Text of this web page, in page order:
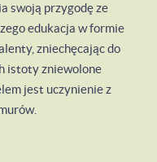
swoją przygodę ze
edukacja w formie
zniechęcając do
istoty zniewolone
jest uczynienie z